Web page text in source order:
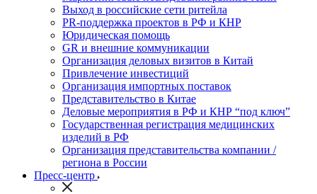
Выход в российские сети ритейла
PR-поддержка проектов в РФ и КНР
Юридическая помощь
GR и внешние коммуникации
Организация деловых визитов в Китай
Привлечение инвестиций
Организация импортных поставок
Представительство в Китае
Деловые мероприятия в РФ и КНР “под ключ”
Государственная регистрация медицинских
изделий в РФ
Организация представительства компании /
региона в России
Пресс-центр